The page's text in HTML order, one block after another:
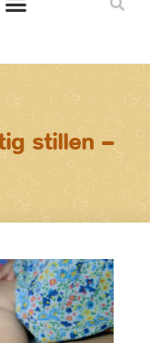
stillen –